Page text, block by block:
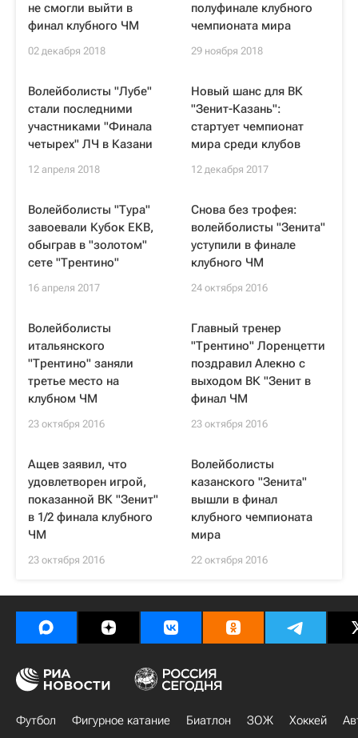
не смогли выйти в
финал клубного ЧМ
02 декабря 2018
полуфинале клубного
чемпионата мира
29 ноября 2018
Волейболисты "Лубе"
стали последними
участниками "Финала
четырех" ЛЧ в Казани
12 апреля 2018
Новый шанс для ВК
"Зенит-Казань":
стартует чемпионат
мира среди клубов
12 декабря 2017
Волейболисты "Тура"
завоевали Кубок ЕКВ,
обыграв в "золотом"
сете "Трентино"
16 апреля 2017
Снова без трофея:
волейболисты "Зенита"
уступили в финале
клубного ЧМ
24 октября 2016
Волейболисты
итальянского
"Трентино" заняли
третье место на
клубном ЧМ
23 октября 2016
Главный тренер
"Трентино" Лоренцетти
поздравил Алекно с
выходом ВК "Зенит в
финал ЧМ
23 октября 2016
Ащев заявил, что
удовлетворен игрой,
показанной ВК "Зенит"
в 1/2 финала клубного
ЧМ
23 октября 2016
Волейболисты
казанского "Зенита"
вышли в финал
клубного чемпионата
мира
22 октября 2016
Футбол Фигурное катание Биатлон ЗОЖ Хоккей